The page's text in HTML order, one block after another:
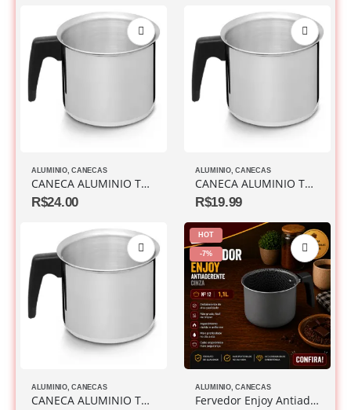
ALUMINIO,CANECAS
CANECA ALUMINIO TAMANHO 14 SEM TAMPA
R$24.00
ALUMINIO,CANECAS
CANECA ALUMINIO TAMANHO 12 SEM TAMPA
R$19.99
ALUMINIO,CANECAS
CANECA ALUMINIO TAMANHO 10 SEM TAMPA
HOT
-7%
ALUMINIO,CANECAS
Fervedor Enjoy Antiaderente Cinza Nº 12 1,1l